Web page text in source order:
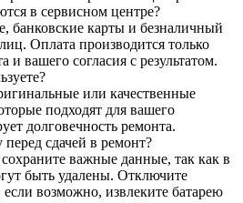
в сервисном центре?
карты и безналичный
Оплата производится только
и вашего согласия с результатом.
или качественные
подходят для вашего
долговечность ремонта.
сдачей в ремонт?
важные данные, так как в
быть удалены. Отключите
возможно, извлеките батарею